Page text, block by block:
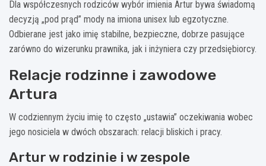
Dla współczesnych rodziców wybór imienia Artur bywa świadomą
decyzją „pod prąd” mody na imiona unisex lub egzotyczne.
Odbierane jest jako imię stabilne, bezpieczne, dobrze pasujące
zarówno do wizerunku prawnika, jak i inżyniera czy przedsiębiorcy.
Relacje rodzinne i zawodowe
Artura
W codziennym życiu imię to często „ustawia” oczekiwania wobec
jego nosiciela w dwóch obszarach: relacji bliskich i pracy.
Artur w rodzinie i w zespole